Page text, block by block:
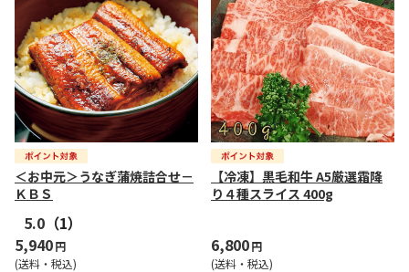
＜お中元＞うなぎ蒲焼詰合せ－
ＫＢＳ
5.0 （1）
5,940円
(送料・税込)
【冷凍】黒毛和牛 A5厳選霜降
り４種スライス 400g
6,800円
(送料・税込)